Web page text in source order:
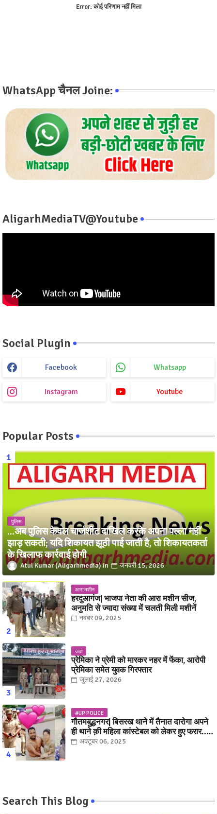
Error:कोई परिणाम नहीं मिला
WhatsApp चैनल Joine:
AligarhMediaTV@Youtube
Social Plugin
Facebook Whatsapp
Instagram Youtube
Popular Posts
पुलिस
...अब पुलिस केवल चार्जशीट दाखिल करके अपना पल्ला नहीं
झाड़ सकती; यदि शिकायत झूठी पाई जाती है, तो शिकायतकर्ता
के खिलाफ कार्रवाई होगी
Atul Kumar (Aligarhmedia) जनवरी 15, 2026
आरा मशीन
हरदुआगंज| भाजपा नेता की आरा मशीन सीज,
अनुमति से ज्यादा संख्या में चलती मिली मशीनें
नवंबर 09, 2025
जवां
प्रेमिका ने प्रेमी को मारकर नहर में फेंका, आरोपी
प्रेमिका समेत युवक गिरफ्तार
जुलाई 27, 2026
#UP POLICE
गौतमबुद्धनगर| बिसरख थाने में तैनात दारोगा अपने
ही थाने क़ी महिला कांस्टेबल को लेकर हुए फरार...
पत्नी नें कर दी रार!
अक्टूबर 06, 2025
Search This Blog